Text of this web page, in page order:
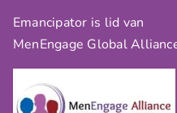
Emancipator is lid van
MenEngage Global